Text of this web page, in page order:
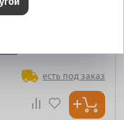
есть под заказ